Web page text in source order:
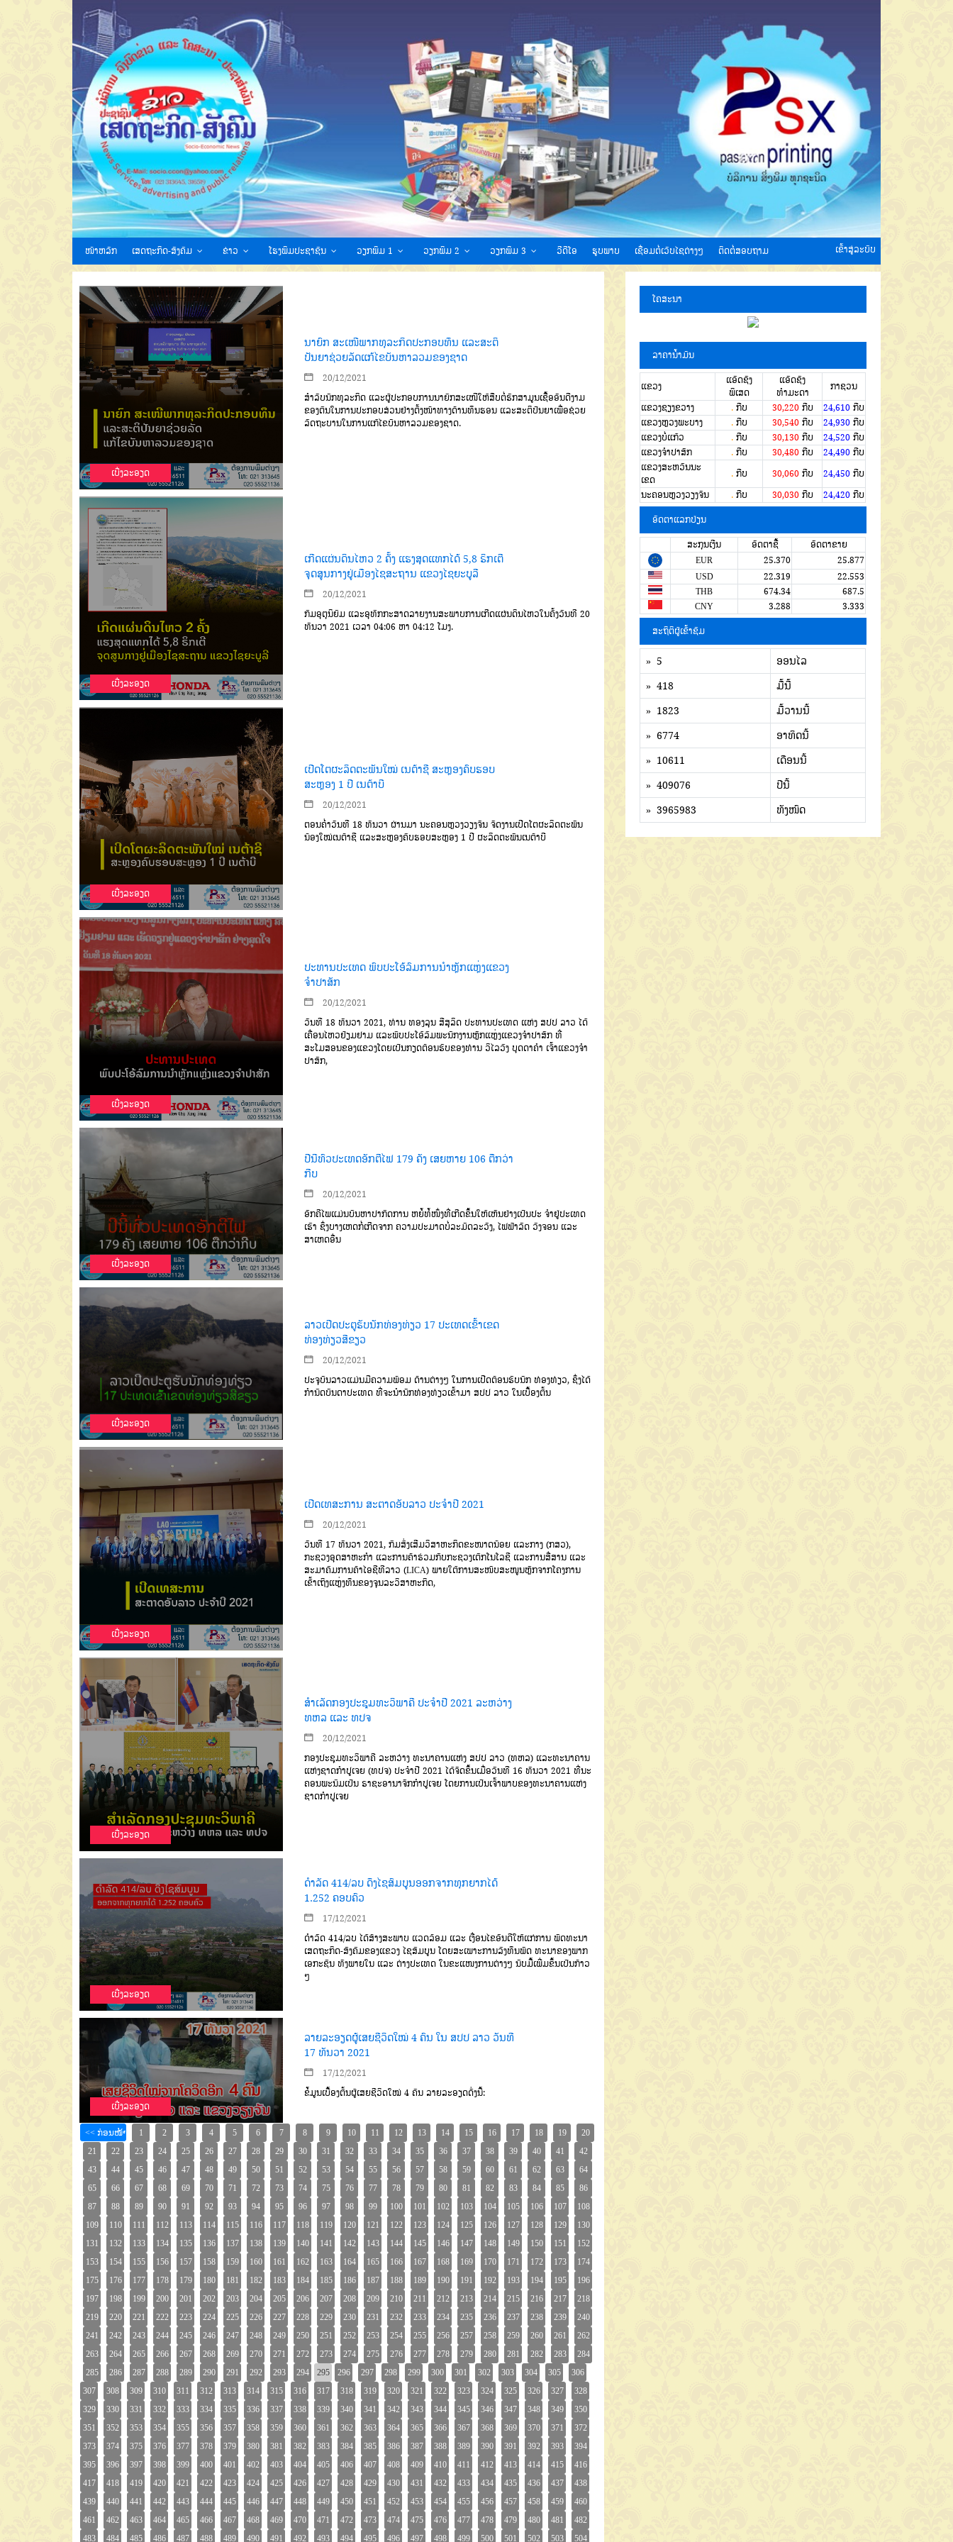
ໜ້າຫລັກ ເສດຖະກິດ-ສັງຄົມ ຂ່າວ ໂຮງພິມປະຊາຊົນ ວຽກພິມ 1 ວຽກພິມ 2 ວຽກພິມ 3 ວີດີໂອ ຮູບພາບ ເຊື່ອມຕໍ່ເວັບໄຊຕ່າງໆ ຕິດຕໍ່ສອບຖາມ ເຂົ້າສູ່ລະບົບ
ເບີ່ງລະອຽດ
ນາຍົກ ສະເໜີພາກທຸລະກິດປະກອບທຶນ ແລະສະຕິ
ປັນຍາຊ່ວຍລັດແກ້ໄຂບັນຫາລວມຂອງຊາດ
20/12/2021
ສໍາລັບນັກທຸລະກິດ ແລະຜູ້ປະກອບການນາຍົກສະເໜີໃຫ້ສືບຕໍ່ຮັກສາມູນເຊື້ອອັນດີງາມ
ຂອງຕົນໃນການປະກອບສ່ວນຢ່າງຕັ້ງໜ້າທາງດ້ານທຶນຮອນ ແລະສະຕິປັນຍາເພື່ອຊ່ວຍ
ລັດຖະບານໃນການແກ້ໄຂບັນຫາລວມຂອງຊາດ.
ເບີ່ງລະອຽດ
ເກີດແຜ່ນດິນໄຫວ 2 ຄັ້ງ ແຮງສຸດແທກໄດ້ 5,8 ຣິກເຕີ
ຈຸດສູນກາງຢູ່ເມືອງໄຊສະຖານ ແຂວງໄຊຍະບູລີ
20/12/2021
ກົມອຸຕຸນິຍົມ ແລະອຸທົກກະສາດລາຍງານສະພາບການເກີດແຜ່ນດິນໄຫວໃນຄັ້ງວັນທີ 20
ທັນວາ 2021 ເວລາ 04:06 ຫາ 04:12 ໂມງ.
ເບີ່ງລະອຽດ
ເປີດໂຕຜະລິດຕະພັນໃໝ່ ເນຕ້າຊີ ສະຫຼອງຄົບຮອບ
ສະຫຼອງ 1 ປີ ເນຕ້າບີ
20/12/2021
ຕອນຄໍ່າວັນທີ 18 ທັນວາ ຜ່ານມາ ນະຄອນຫຼວງວຽງຈັນ ຈັດງານເປີດໂຕຜະລິດຕະພັນ
ນ້ອງໃໝ່ເນຕ້າຊີ ແລະສະຫຼອງຄົບຮອບສະຫຼອງ 1 ປີ ຜະລິດຕະພັນເນຕ້າບີ
ເບີ່ງລະອຽດ
ປະທານປະເທດ ພົບປະໂອ້ລົມການນຳຫຼັກແຫຼ່ງແຂວງ
ຈຳປາສັກ
20/12/2021
ວັນທີ18 ທັນວາ 2021, ທ່ານ ທອງລຸນ ສີສຸລິດ ປະທານປະເທດ ແຫ່ງ ສປປ ລາວ ໄດ້
ເຄື່ອນໄຫວຢ້ຽມຢາມ ແລະພົບປະໂອ້ລົມພະນັກງານຫຼັກແຫຼ່ງແຂວງຈໍາປາສັກ ທີ່
ສະໂມສອນຂອງແຂວງໂດຍເປັນກຽດຕ້ອນຮັບຂອງທ່ານ ວິໄລວົງ ບຸດດາຄໍາ ເຈົ້າແຂວງຈໍາ
ປາສັກ,
ເບີ່ງລະອຽດ
ປີນີທົວປະເທດອັກຕີໄຟ 179 ຄັງ ເສຍຫາຍ 106 ຕືກວ່າ
ກີບ
20/12/2021
ອັກຄີໄພແມ່ນບັນຫາປາກົດການ ຫຍໍ້ທໍ້ໜຶ່ງທີ່ເກີດຂຶ້ນໃຫ້ເຫັນຢ່າງເປັນປະ ຈຳຢູ່ປະເທດ
ເຮົາ ຊຶ່ງບາງເຫດກໍ່ເກີດຈາກ ຄວາມປະມາດບໍ່ລະມັດລະວັງ, ໄຟຟ້າລັດ ວົງຈອນ ແລະ
ສາເຫດອື່ນ
ເບີ່ງລະອຽດ
ລາວເປີດປະຕູຮັບນັກທ່ອງທ່ຽວ 17 ປະເທດເຂົ້າເຂດ
ທ່ອງທ່ຽວສີຂຽວ
20/12/2021
ປະຈຸບັນລາວແມ່ນມີຄວາມພ້ອມ ດ້ານຕ່າງໆ ໃນການເປີດຕ້ອນຮັບນັກ ທ່ອງທ່ຽວ, ຊຶ່ງໄດ້
ກຳນົດບັນດາປະເທດ ທີ່ຈະນຳນັກທ່ອງທ່ຽວເຂົ້າມາ ສປປ ລາວ ໃນເບື້ອງຕົ້ນ
ເບີ່ງລະອຽດ
ເປີດເທສະການ ສະຕາດອັບລາວ ປະຈຳປີ 2021
20/12/2021
ວັນທີ 17 ທັນວາ 2021, ກົມສົ່ງເສີມວິສາຫະກິດຂະໜາດນ້ອຍ ແລະກາງ (ກສວ),
ກະຊວງອຸດສາຫະກໍາ ແລະການຄ້າຮ່ວມກັບກະຊວງເຕັກໂນໂລຊີ ແລະການສື່ສານ ແລະ
ສະມາຄົມການຄ້າໄອຊີທີລາວ (LICA) ພາຍໃຕ້ການສະໜັບສະໜູນຫຼັກຈາກໂຄງການ
ເຂົ້າເຖິງແຫຼ່ງທຶນຂອງຈຸນລະວິສາຫະກິດ,
ເບີ່ງລະອຽດ
ສຳເລັດກອງປະຊຸມທະວິພາຄີ ປະຈຳປີ 2021 ລະຫວ່າງ
ທຫລ ແລະ ທປຈ
20/12/2021
ກອງປະຊຸມທະວິພາຄີ ລະຫວ່າງ ທະນາຄານແຫ່ງ ສປປ ລາວ (ທຫລ) ແລະທະນາຄານ
ແຫ່ງຊາດກໍາປູເຈຍ (ທປຈ) ປະຈໍາປີ2021 ໄດ້ຈັດຂຶ້ນເມື່ອວັນທີ16 ທັນວາ 2021 ທີ່ນະ
ຄອນພະນົມເປັນ ຣາຊະອານາຈັກກໍາປູເຈຍ ໂດຍການເປັນເຈົ້າພາບຂອງທະນາຄານແຫ່ງ
ຊາດກໍາປູເຈຍ
ເບີ່ງລະອຽດ
ດຳລັດ 414/ລບ ດຶງໄຊສົມບູນອອກຈາກທຸກຍາກໄດ້
1.252 ຄອບຄົວ
17/12/2021
ດຳລັດ 414/ລບ ໄດ້ສ້າງສະພາບ ແວດລ້ອມ ແລະ ເງື່ອນໄຂອັນດີໃຫ້ແກ່ການ ພັດທະນາ
ເສດຖະກິດ-ສັງຄົມຂອງແຂວງ ໄຊສົມບູນ ໂດຍສະເພາະການລົງທຶນພັດ ທະນາຂອງພາກ
ເອກະຊົນ ທັງພາຍໃນ ແລະ ຕ່າງປະເທດ ໃນຂະແໜງການຕ່າງໆ ນັບມື້ເພີ່ມຂຶ້ນເປັນກ້າວ
ໆ
ເບີ່ງລະອຽດ
ລາຍລະອຽດຜູ້ເສຍຊີວິດໃໝ່ 4 ຄົນ ໃນ ສປປ ລາວ ວັນທີ
17 ທັນວາ 2021
17/12/2021
ຂໍ້ມູນເບື້ອງຕົ້ນຜູ້ເສຍຊີວິດໃໝ່ 4 ຄົນ ລາຍລະອຽດດັ່ງນີ້:
ໂຄສະນາ
ລາຄານໍ້າມັນ
ແຂວງ
ແອັດຊັງ
ພິເສດ
ແອັດຊັງ
ທຳມະດາ
ກາຊວນ
ແຂວງຊຽງຂວາງ
.ກີບ 30,220ກີບ 24,610 ກີບ
ແຂວງຫຼວງພະບາງ
.ກີບ 30,540ກີບ 24,930 ກີບ
ແຂວງບໍ່ແກ້ວ
.ກີບ 30,130ກີບ 24,520 ກີບ
ແຂວງຈໍາປາສັກ
.ກີບ 30,480ກີບ 24,490 ກີບ
ແຂວງສະຫວັນນະ
ເຂດ
.ກີບ 30,060ກີບ 24,450 ກີບ
ນະຄອນຫຼວງວຽງຈັນ
.ກີບ 30,030ກີບ 24,420 ກີບ
ອັດຕາແລກປ່ຽນ
ສະກຸນເງີນ ອັດຕາຊື້
ອັດຕາຂາຍ
EUR
25.370
25.877
USD
22.319
22.553
THB
674.34
687.5
CNY
3.288 3.333
ສະຖິຕິຜູ້ເຂົ້າຊົມ
» 5
ອອນໄລ
» 418
ມື້ນີ້
» 1823
ມື້ວານນີ້
» 6774
ອາທິດນີ້
» 10611
ເດືອນນີ້
» 409076
ປີນີ້
» 3965983
ທັງໜົດ